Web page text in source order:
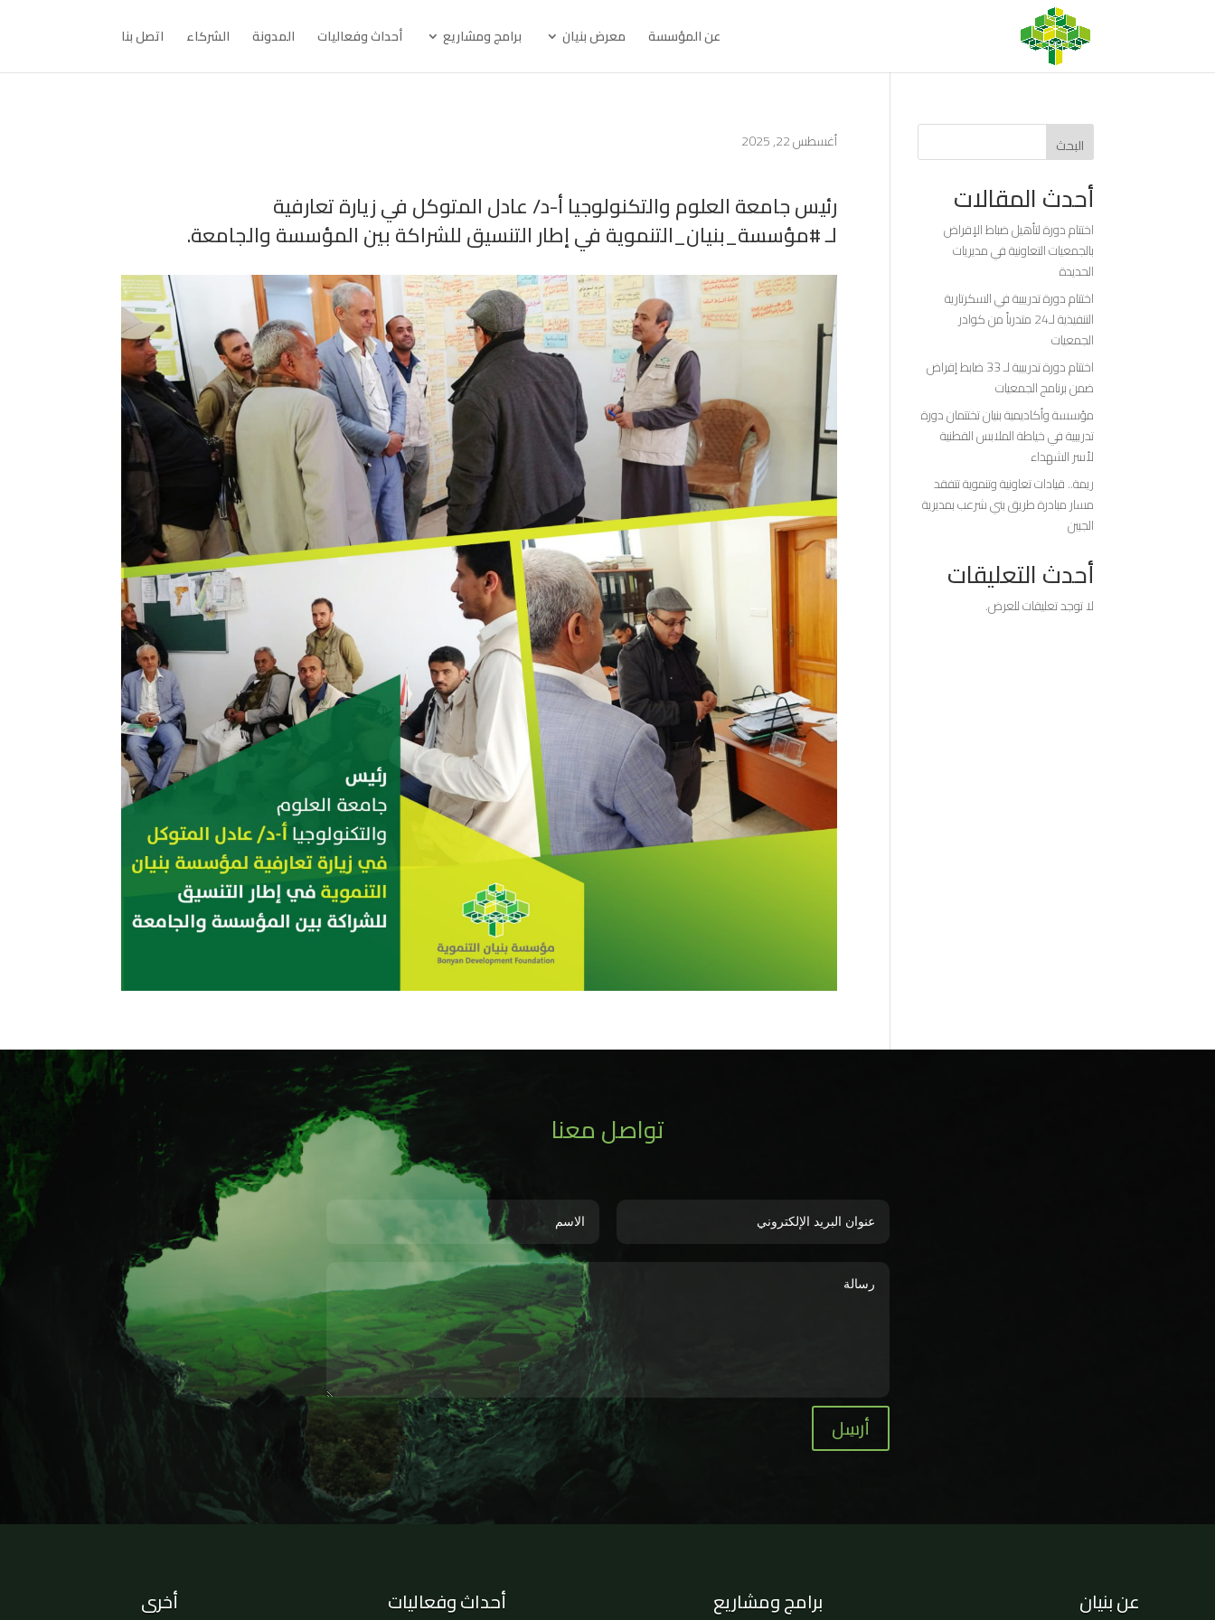
عن المؤسسة معرض بنيان برامج ومشاريع أحداث وفعاليات المدونة الشركاء اتصل بنا
أغسطس 22, 2025
رئيس جامعة العلوم والتكنولوجيا أ-د/ عادل المتوكل في زيارة تعارفية
لـ #مؤسسة_بنيان_التنموية في إطار التنسيق للشراكة بين المؤسسة والجامعة.
البحث
أحدث المقالات
اختتام دورة لتأهيل ضباط الإقراض
بالجمعيات التعاونية في مديريات
الحديدة
اختتام دورة تدريبية في السكرتارية
التنفيذية لـ24 متدرباً من كوادر
الجمعيات
اختتام دورة تدريبية لـ 33 ضابط إقراض
ضمن برنامج الجمعيات
مؤسسة وأكاديمية بنيان تختتمان دورة
تدريبية في خياطة الملابس القطنية
لأسر الشهداء
ريمة.. قيادات تعاونية وتنموية تتفقد
مسار مبادرة طريق بني شرعب بمديرية
الجبين
أحدث التعليقات
لا توجد تعليقات للعرض.
تواصل معنا
أرسِل
أخرى أحداث وفعاليات برامج ومشاريع عن بنيان